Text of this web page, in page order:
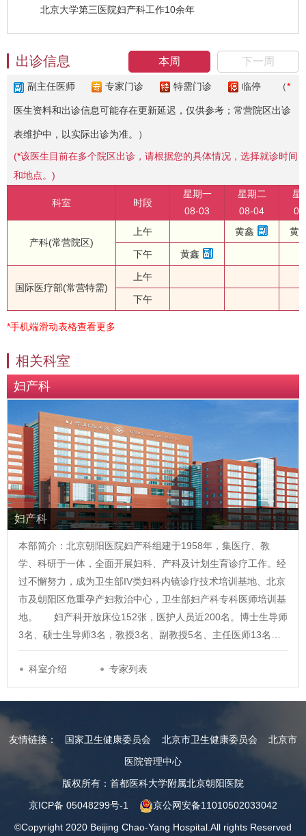
北京大学第三医院妇产科工作10余年
本周 下一周
出诊信息
副主任医师 专家门诊 特需门诊 临停 （*
医生资料和出诊信息可能存在更新延迟，仅供参考；常营院区出诊
表维护中，以实际出诊为准。）
(*该医生目前在多个院区出诊，请根据您的具体情况，选择就诊时间
和地点。)
科室 时段
星期一
08-03
星期二
08-04
星
产科(常营院区)
上午 黄鑫 黄
下午 黄鑫
国际医疗部(常营特需)
上午
下午
*手机端滑动表格查看更多
相关科室
妇产科
妇产科
本部简介：北京朝阳医院妇产科组建于1958年，集医疗、教
学、科研于一体，全面开展妇科、产科及计划生育诊疗工作。经
过不懈努力，成为卫生部IV类妇科内镜诊疗技术培训基地、北京
市及朝阳区危重孕产妇救治中心，卫生部妇产科专科医师培训基
地。 妇产科开放床位152张，医护人员近200名。博士生导师
3名、硕士生导师3名，教授3名、副教授5名、主任医师13名…
科室介绍 专家列表
友情链接： 国家卫生健康委员会 北京市卫生健康委员会
北京市
医院管理中心
版权所有：首都医科大学附属北京朝阳医院
京ICP备 05048299号-1
京公网安备11010502033042
©Copyright 2020 Beijing Chao-Yang Hospital.All rights Reserved